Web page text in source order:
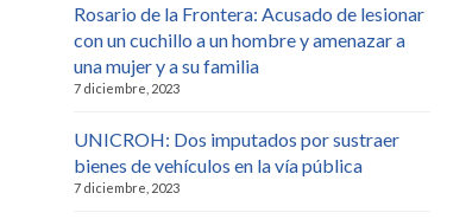
Rosario de la Frontera: Acusado de lesionar
con un cuchillo a un hombre y amenazar a
una mujer y a su familia
7 diciembre, 2023
UNICROH: Dos imputados por sustraer
bienes de vehículos en la vía pública
7 diciembre, 2023